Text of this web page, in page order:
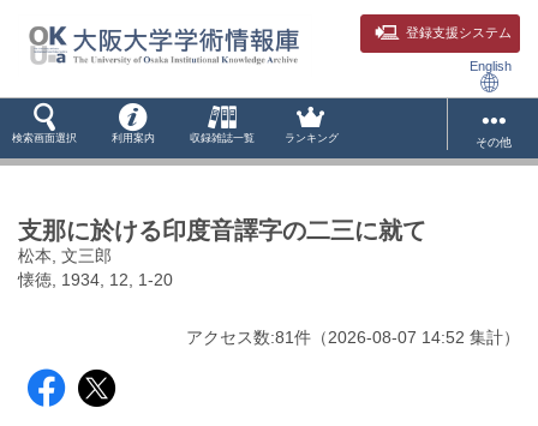
登録支援システム
English
検索画面選択 利用案内 収録雑誌一覧 ランキング その他
支那に於ける印度音譯字の二三に就て
松本, 文三郎
懐徳, 1934, 12, 1-20
アクセス数:81件 （2026-08-07 14:52 集計）